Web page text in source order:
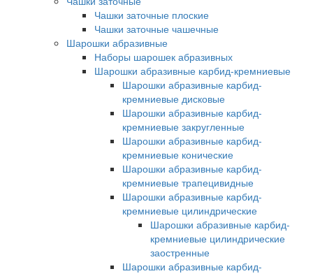
Чашки заточные плоские
Чашки заточные чашечные
Шарошки абразивные
Наборы шарошек абразивных
Шарошки абразивные карбид-кремниевые
Шарошки абразивные карбид-
кремниевые дисковые
Шарошки абразивные карбид-
кремниевые закругленные
Шарошки абразивные карбид-
кремниевые конические
Шарошки абразивные карбид-
кремниевые трапецивидные
Шарошки абразивные карбид-
кремниевые цилиндрические
Шарошки абразивные карбид-
кремниевые цилиндрические
заостренные
Шарошки абразивные карбид-